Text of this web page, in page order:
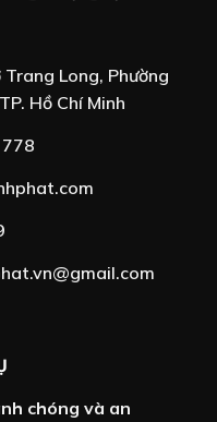
Long, Phường
Hồ Chí Minh
chóng và an